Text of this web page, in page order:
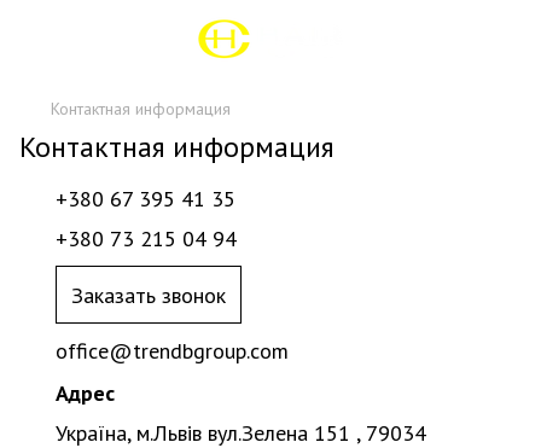
Контактная информация
Контактная информация
+380 67 395 41 35
+380 73 215 04 94
Заказать звонок
office@trendbgroup.com
Адрес
Україна, м.Львів вул.Зелена 151 , 79034